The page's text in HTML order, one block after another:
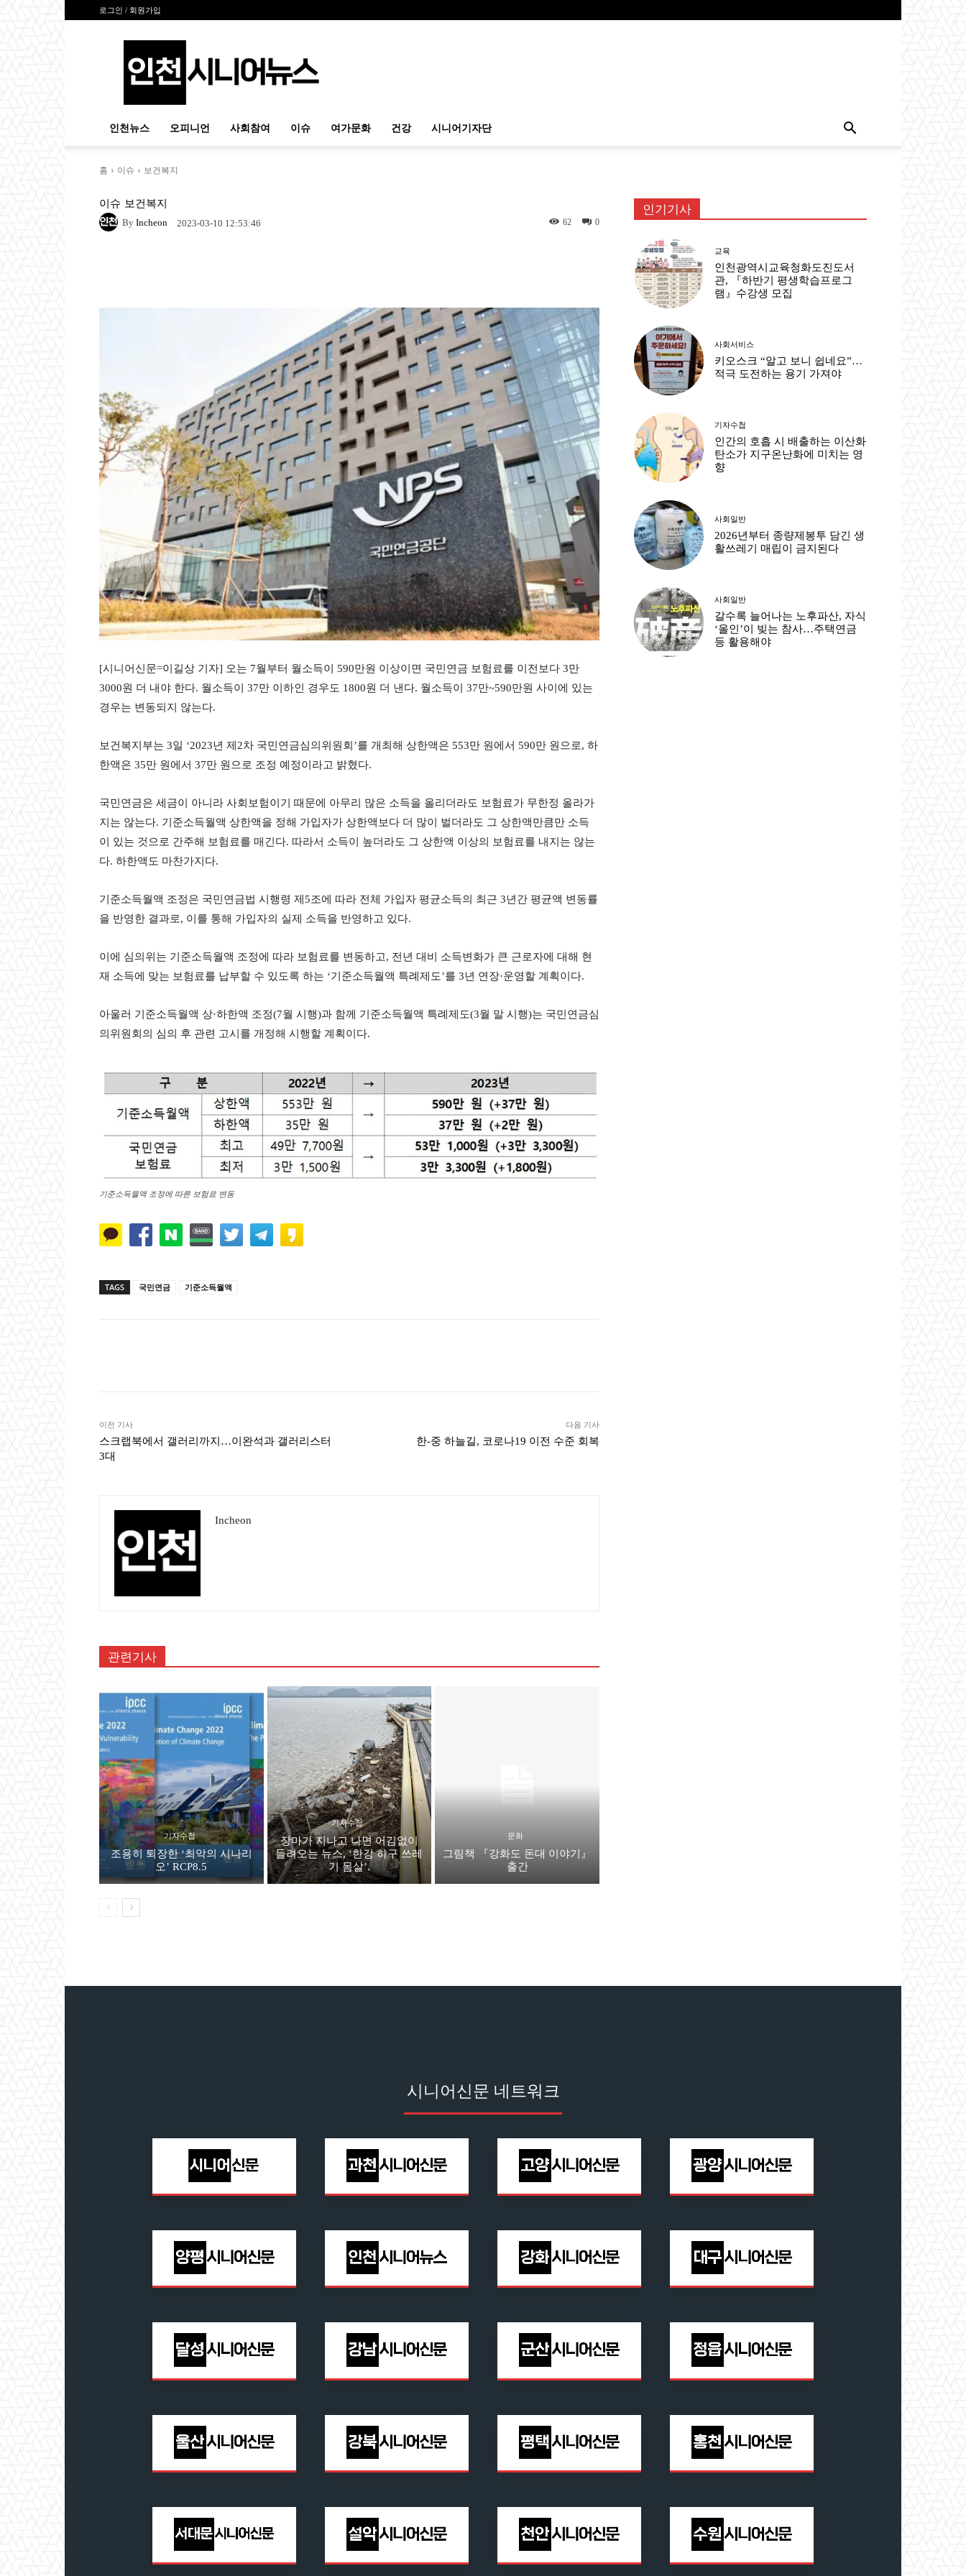
로그인 / 회원가입
시
인천뉴스 오피니언 사회참여 이슈 여가문화 건강 시니어기자단
홈 이슈 보건복지
이슈 보건복지
By Incheon 2023-03-10 12:53:46 0
62
[시니어신문=이길상 기자] 오는 7월부터 월소득이 590만원 이상이면 국민연금 보험료를 이전보다 3만
3000원 더 내야 한다. 월소득이 37만 이하인 경우도 1800원 더 낸다. 월소득이 37만~590만원 사이에 있는
경우는 변동되지 않는다.
보건복지부는 3일 ‘2023년 제2차 국민연금심의위원회’를 개최해 상한액은 553만 원에서 590만 원으로, 하
한액은 35만 원에서 37만 원으로 조정 예정이라고 밝혔다.
국민연금은 세금이 아니라 사회보험이기 때문에 아무리 많은 소득을 올리더라도 보험료가 무한정 올라가
지는 않는다. 기준소득월액 상한액을 정해 가입자가 상한액보다 더 많이 벌더라도 그 상한액만큼만 소득
이 있는 것으로 간주해 보험료를 매긴다. 따라서 소득이 높더라도 그 상한액 이상의 보험료를 내지는 않는
다. 하한액도 마찬가지다.
기준소득월액 조정은 국민연금법 시행령 제5조에 따라 전체 가입자 평균소득의 최근 3년간 평균액 변동률
을 반영한 결과로, 이를 통해 가입자의 실제 소득을 반영하고 있다.
이에 심의위는 기준소득월액 조정에 따라 보험료를 변동하고, 전년 대비 소득변화가 큰 근로자에 대해 현
재 소득에 맞는 보험료를 납부할 수 있도록 하는 ‘기준소득월액 특례제도’를 3년 연장·운영할 계획이다.
아울러 기준소득월액 상·하한액 조정(7월 시행)과 함께 기준소득월액 특례제도(3월 말 시행)는 국민연금심
의위원회의 심의 후 관련 고시를 개정해 시행할 계획이다.
기준소득월액 조정에 따른 보험료 변동
TAGS 국민연금 기준소득월액
이전 기사
스크랩북에서 갤러리까지…이완석과 갤러리스터
3대
다음 기사
한-중 하늘길, 코로나19 이전 수준 회복
Incheon
관련기사
기자수첩
조용히 퇴장한 ‘최악의 시나리
오’ RCP8.5
기자수첩
장마가 지나고 나면 어김없이
들려오는 뉴스, ‘한강 하구 쓰레
기 몸살’.
문화
그림책 『강화도 돈대 이야기』
출간
인기기사
교육
인천광역시교육청화도진도서
관, 『하반기 평생학습프로그
램』수강생 모집
사회서비스
키오스크 “알고 보니 쉽네요”…
적극 도전하는 용기 가져야
기자수첩
인간의 호흡 시 배출하는 이산화
탄소가 지구온난화에 미치는 영
향
사회일반
2026년부터 종량제봉투 담긴 생
활쓰레기 매립이 금지된다
사회일반
갈수록 늘어나는 노후파산, 자식
‘올인’이 빚는 참사…주택연금
등 활용해야
시니어신문 네트워크